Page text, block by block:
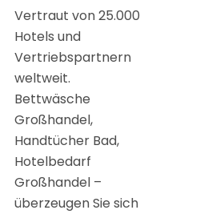
Vertraut von 25.000
Hotels und
Vertriebspartnern
weltweit.
Bettwäsche
Großhandel,
Handtücher Bad,
Hotelbedarf
Großhandel –
überzeugen Sie sich